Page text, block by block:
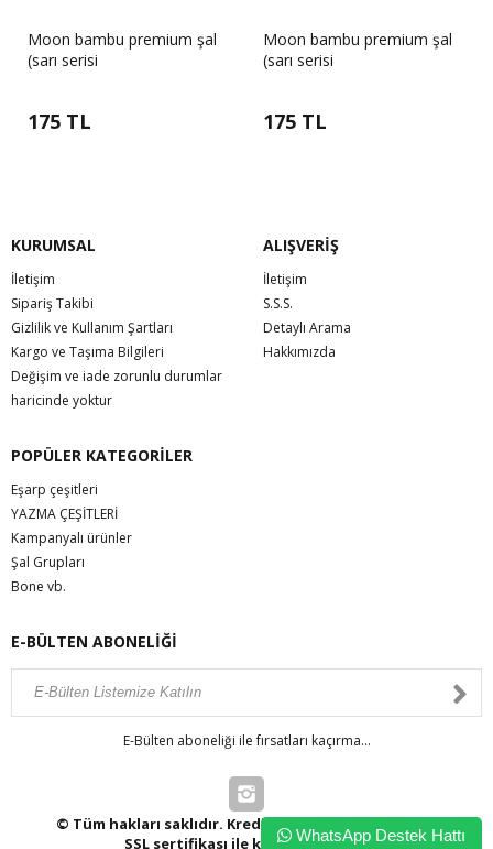
Moon bambu premium şal
(sarı serisi
175 TL
Moon bambu premium şal
(sarı serisi
175 TL
KURUMSAL
İletişim
Sipariş Takibi
Gizlilik ve Kullanım Şartları
Kargo ve Taşıma Bilgileri
Değişim ve iade zorunlu durumlar
haricinde yoktur
ALIŞVERİŞ
İletişim
S.S.S.
Detaylı Arama
Hakkımızda
POPÜLER KATEGORİLER
Eşarp çeşitleri
YAZMA ÇEŞİTLERİ
Kampanyalı ürünler
Şal Grupları
Bone vb.
E-BÜLTEN ABONELİĞİ
E-Bülten aboneliği ile fırsatları kaçırma...
© Tüm hakları saklıdır. Kredi kartı bilgileriniz 256bit
SSL sertifikası ile korunmaktadır.WhatsApp Destek Hattı